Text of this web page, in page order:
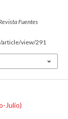
Fuentes
article/view/291
Julio)